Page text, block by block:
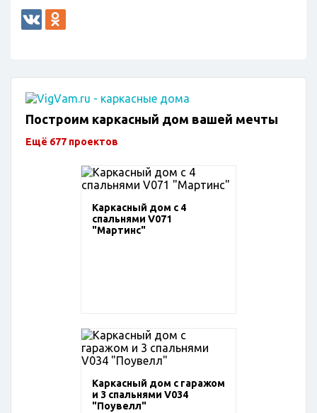
Построим каркасный дом вашей мечты
Ещё 677 проектов
Каркасный дом с 4
спальнями V071
"Мартинс"
Каркасный дом с гаражом
и 3 спальнями V034
"Поувелл"